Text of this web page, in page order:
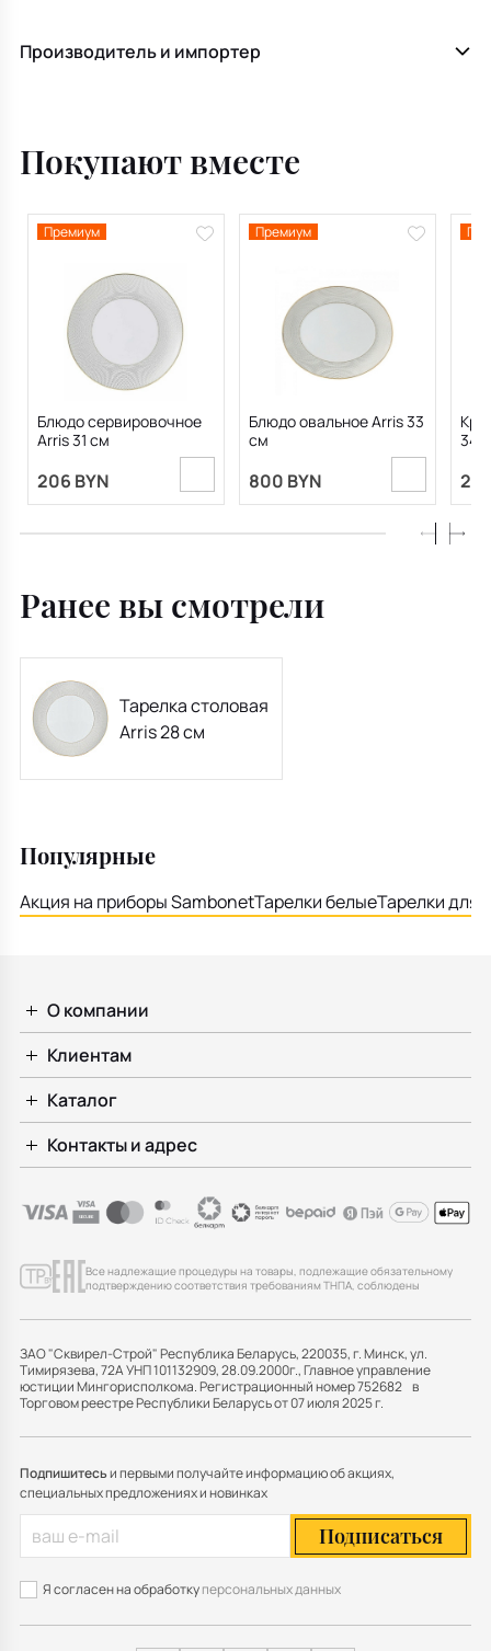
Производитель и импортер
Покупают вместе
Премиум
Блюдо сервировочное
Arris 31 см
206 BYN
Премиум
Блюдо овальное Arris 33
см
800 BYN
Ранее вы смотрели
Тарелка столовая
Arris 28 см
Популярные
Акция на приборы SambonetТарелки белыеТарелки для
О компании
Клиентам
Каталог
Контакты и адрес
Все надлежащие процедуры на товары, подлежащие обязательному
подтверждению соответствия требованиям ТНПА, соблюдены
ЗАО "Сквирел-Строй" Республика Беларусь, 220035, г. Минск, ул.
Тимирязева, 72А УНП 101132909, 28.09.2000г., Главное управление
юстиции Мингорисполкома. Регистрационный номер 752682 в
Торговом реестре Республики Беларусь от 07 июля 2025 г.
Подпишитесьи первыми получайте информацию об акциях,
специальных предложениях и новинках
Подписаться
Я согласен на обработкуперсональных данных